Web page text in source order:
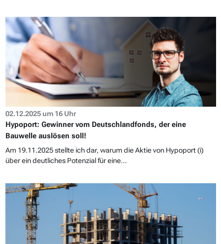
02.12.2025 um 16 Uhr
Hypoport: Gewinner vom Deutschlandfonds, der eine
Bauwelle auslösen soll!
Am 19.11.2025 stellte ich dar, warum die Aktie von Hypoport (i)
über ein deutliches Potenzial für eine...